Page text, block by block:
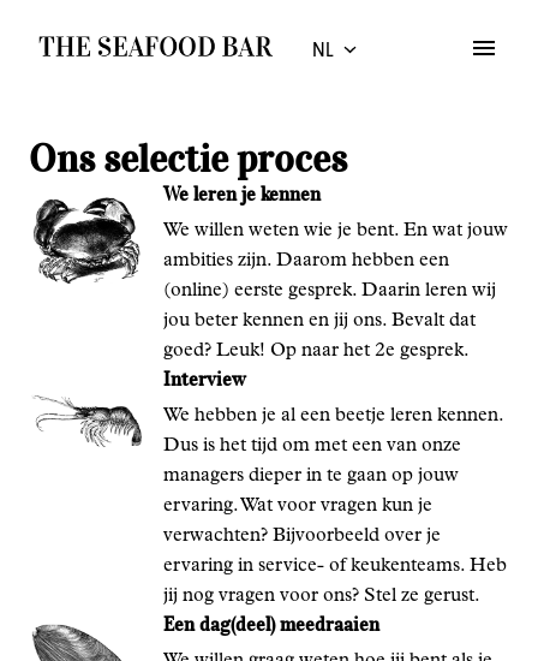
Homepagina NL
Ons selectie proces
We leren je kennen
We willen weten wie je bent. En wat jouw
ambities zijn. Daarom hebben een
(online) eerste gesprek. Daarin leren wij
jou beter kennen en jij ons. Bevalt dat
goed? Leuk! Op naar het 2e gesprek.
Interview
We hebben je al een beetje leren kennen.
Dus is het tijd om met een van onze
managers dieper in te gaan op jouw
ervaring. Wat voor vragen kun je
verwachten? Bijvoorbeeld over je
ervaring in service- of keukenteams. Heb
jij nog vragen voor ons? Stel ze gerust.
Een dag(deel) meedraaien